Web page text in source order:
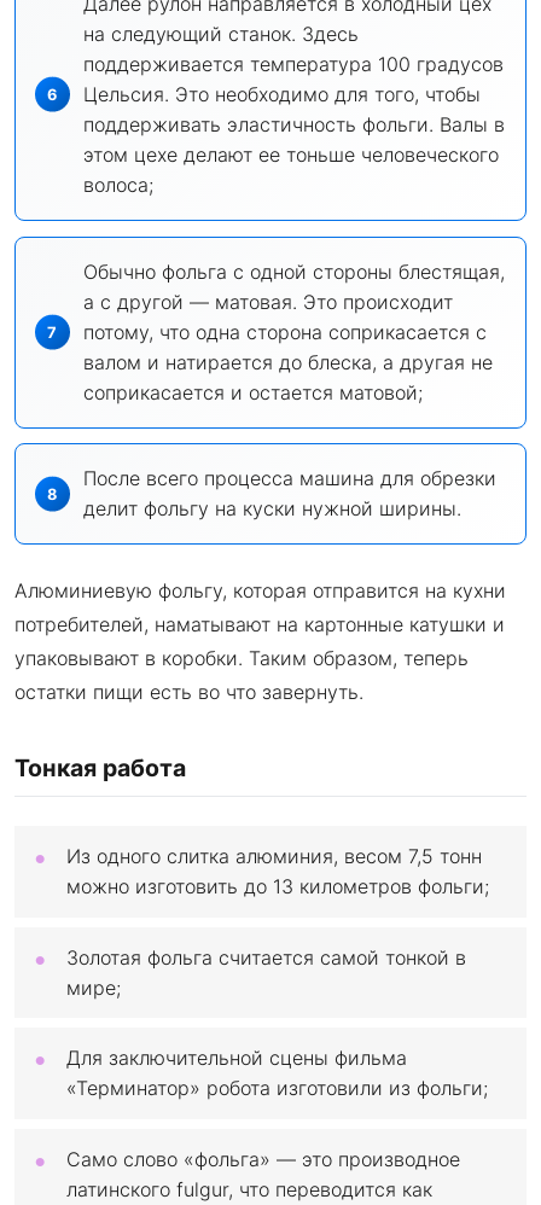
на следующий станок. Здесь
поддерживается температура 100 градусов
Цельсия. Это необходимо для того, чтобы
поддерживать эластичность фольги. Валы в
этом цехе делают ее тоньше человеческого
волоса;
Обычно фольга с одной стороны блестящая,
а с другой — матовая. Это происходит
потому, что одна сторона соприкасается с
валом и натирается до блеска, а другая не
соприкасается и остается матовой;
После всего процесса машина для обрезки
делит фольгу на куски нужной ширины.
Алюминиевую фольгу, которая отправится на кухни
потребителей, наматывают на картонные катушки и
упаковывают в коробки. Таким образом, теперь
остатки пищи есть во что завернуть.
Тонкая работа
Из одного слитка алюминия, весом 7,5 тонн
можно изготовить до 13 километров фольги;
Золотая фольга считается самой тонкой в
мире;
Для заключительной сцены фильма
«Терминатор» робота изготовили из фольги;
Само слово «фольга» — это производное
латинского fulgur, что переводится как